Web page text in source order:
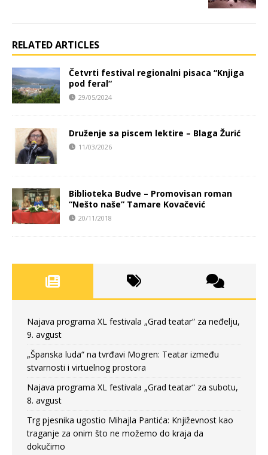
RELATED ARTICLES
Četvrti festival regionalni pisaca “Knjiga
pod feral“
29/05/2024
Druženje sa piscem lektire – Blaga Žurić
11/03/2026
Biblioteka Budve – Promovisan roman
“Nešto naše” Tamare Kovačević
20/11/2018
Najava programa XL festivala „Grad teatar“ za neđelju,
9. avgust
„Španska luda“ na tvrđavi Mogren: Teatar između
stvarnosti i virtuelnog prostora
Najava programa XL festivala „Grad teatar“ za subotu,
8. avgust
Trg pjesnika ugostio Mihajla Pantića: Književnost kao
traganje za onim što ne možemo do kraja da
dokučimo